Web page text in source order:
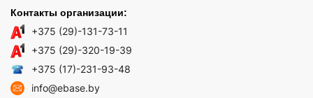
Контакты организации:
+375 (29)-131-73-11
+375 (29)-320-19-39
+375 (17)-231-93-48
info@ebase.by